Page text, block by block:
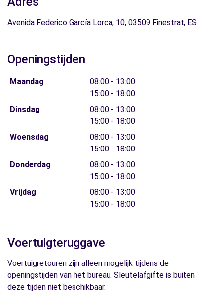
Avenida Federico García Lorca, 10, 03509 Finestrat, ES
Openingstijden
Maandag
08:00 - 13:00
15:00 - 18:00
Dinsdag
08:00 - 13:00
15:00 - 18:00
Woensdag
08:00 - 13:00
15:00 - 18:00
Donderdag
08:00 - 13:00
15:00 - 18:00
Vrijdag
08:00 - 13:00
15:00 - 18:00
Voertuigteruggave
Voertuigretouren zijn alleen mogelijk tijdens de
openingstijden van het bureau. Sleutelafgifte is buiten
deze tijden niet beschikbaar.